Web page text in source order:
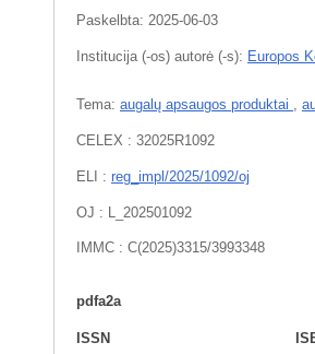
Paskelbta: 2025-06-03
Institucija (-os) autorė (-s): Europos
Tema: augalų apsaugos produktai ,
CELEX : 32025R1092
ELI : reg_impl/2025/1092/oj
OJ : L_202501092
IMMC : C(2025)3315/3993348
pdfa2a
ISSN